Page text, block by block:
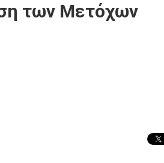
των Μετόχων